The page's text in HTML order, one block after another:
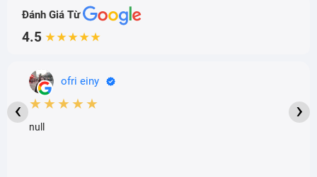
Đánh Giá Từ
4.5 ★★★★★
ofri einy
★★★★★
null
‹ ›